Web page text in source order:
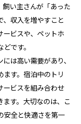
い主さんが「あった
、収入を増やすこと
ービスや、ペットホ
です。
は高い需要があり、
す。宿泊中のトリ
ービスを組み合わせ
す。大切なのは、こ
安全と快適さを第一